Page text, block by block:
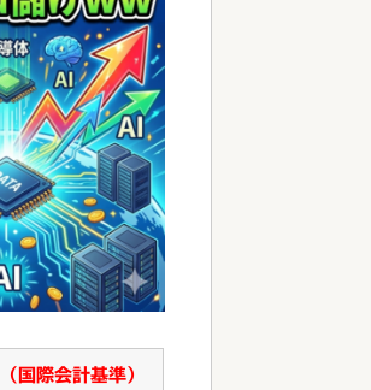
際会計基準）